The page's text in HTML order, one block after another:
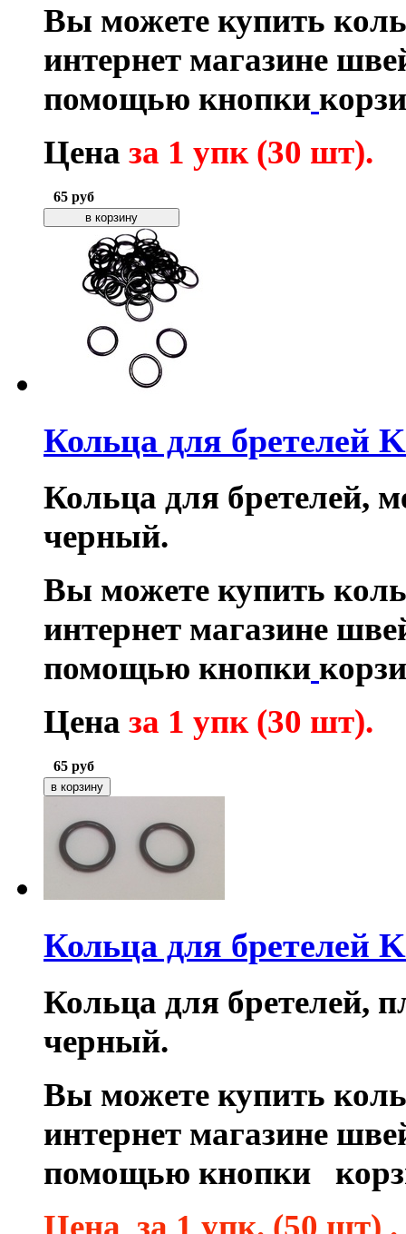
Вы можете купить
интернет магазине
помощью кнопки
Цена за 1 упк (30 шт).
65 руб
Кольца для бретелей
Кольца для бретелей,
черный.
Вы можете купить
интернет магазине
помощью кнопки
Цена за 1 упк (30 шт).
65 руб
Кольца для бретелей
Кольца для бретелей,
черный.
Вы можете купить
интернет магазине
помощью кнопки
Цена за 1 упк. (50 шт) .